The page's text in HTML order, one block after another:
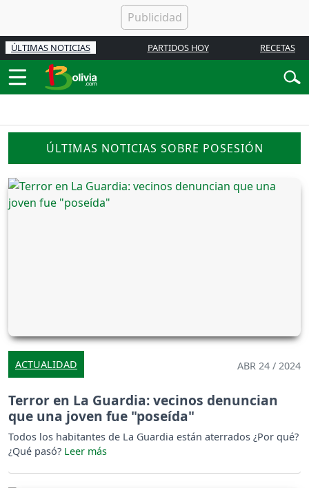
ÚLTIMAS NOTICIAS PARTIDOS HOY RECETAS
ÚLTIMAS NOTICIAS SOBRE POSESIÓN
ACTUALIDAD ABR 24 / 2024
Terror en La Guardia: vecinos denuncian
que una joven fue "poseída"
Todos los habitantes de La Guardia están aterrados ¿Por qué?
¿Qué pasó?